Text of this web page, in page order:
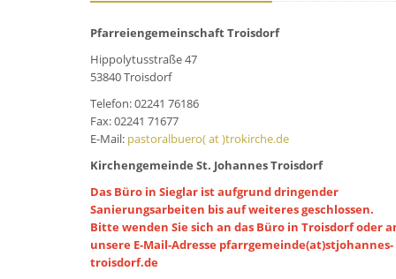
Pfarreiengemeinschaft Troisdorf
Hippolytusstraße 47
53840 Troisdorf
Telefon: 02241 76186
Fax: 02241 71677
E-Mail: pastoralbuero( at )trokirche.de
Kirchengemeinde St. Johannes Troisdorf
Das Büro in Sieglar ist aufgrund dringender
Sanierungsarbeiten bis auf weiteres geschlossen.
Bitte wenden Sie sich an das Büro in Troisdorf oder
unsere E-Mail-Adresse pfarrgemeinde(at)stjohannes-
troisdorf.de